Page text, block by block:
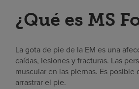
¿Qué es MS
La gota de pie de la EM es una
caídas, lesiones y fracturas. Las
muscular en las piernas. Es
arrastrar el pie.